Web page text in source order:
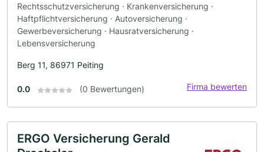
Rechtsschutzversicherung · Krankenversicherung ·
Haftpflichtversicherung · Autoversicherung ·
Gewerbeversicherung · Hausratversicherung ·
Lebensversicherung
Berg 11, 86971 Peiting
0.0 (0 Bewertungen) Firma bewerten
ERGO Versicherung Gerald